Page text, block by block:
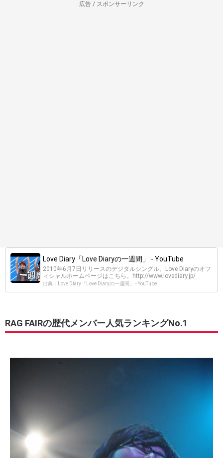
広告 / スポンサーリンク
Love Diary「Love Diaryの一週間」 - YouTube
2010年6月7日リリースのデジタルシングル。Love Diaryのオフ
ィシャルホームページはこちら。http://www.lovediary.jp/
出典：Love Diary「Love Diaryの一週間」 - YouTube
RAG FAIRの歴代メンバー人気ランキングNo.1